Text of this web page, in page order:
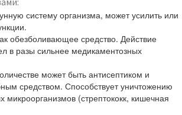
систему организма, может усилить или
обезболивающее средство. Действие
в разы сильнее медикаментозных
может быть антисептиком и
средством. Способствует уничтожению
микроорганизмов (стрептококк, кишечная